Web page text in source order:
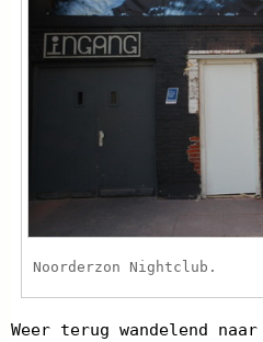
Noorderzon Nightclub.
Weer terug wandelend